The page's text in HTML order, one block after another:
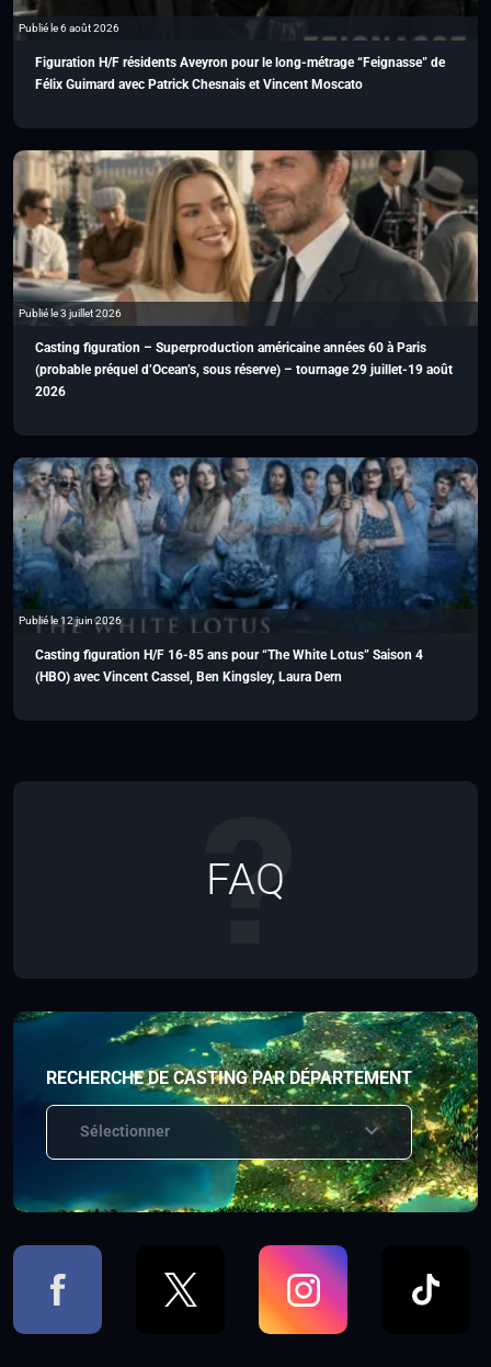
Publié le 6 août 2026
Figuration H/F résidents Aveyron pour le long-métrage “Feignasse” de
Félix Guimard avec Patrick Chesnais et Vincent Moscato
Publié le 3 juillet 2026
Casting figuration – Superproduction américaine années 60 à Paris
(probable préquel d’Ocean’s, sous réserve) – tournage 29 juillet-19 août
2026
Publié le 12 juin 2026
Casting figuration H/F 16-85 ans pour “The White Lotus” Saison 4
(HBO) avec Vincent Cassel, Ben Kingsley, Laura Dern
FAQ
RECHERCHE DE CASTING PAR DÉPARTEMENT
Sélectionner